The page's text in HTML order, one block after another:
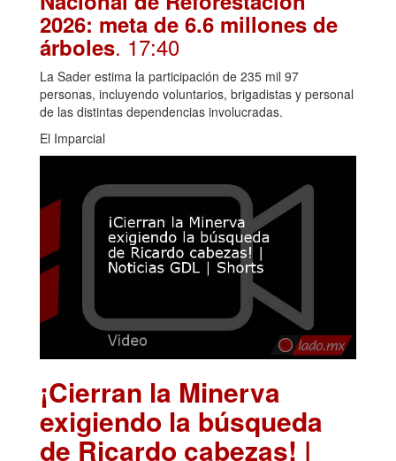
2026: meta de 6.6 millones de
árboles. 17:40
La Sader estima la participación de 235 mil 97
personas, incluyendo voluntarios, brigadistas y personal
de las distintas dependencias involucradas.
El Imparcial
¡Cierran la Minerva
exigiendo la búsqueda
de Ricardo cabezas! |